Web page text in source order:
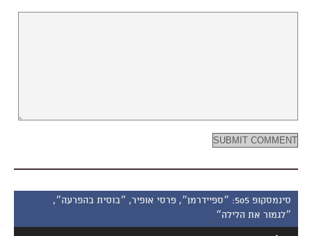
סינמסקופ 505: ״ספיידרמן״, פרסי אופיר, ״בוסית בהפרעה״,
״לגמור את הלילה״